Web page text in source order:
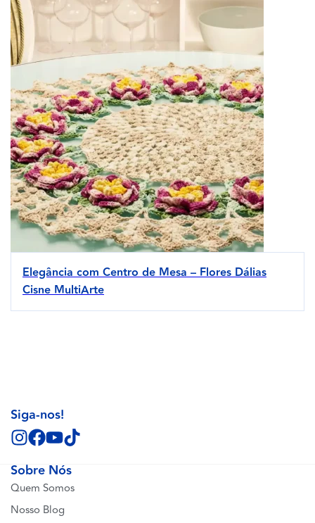
Elegância com Centro de Mesa – Flores Dálias
Cisne MultiArte
Sobre Nós
Quem Somos
Nosso Blog
Siga-nos!